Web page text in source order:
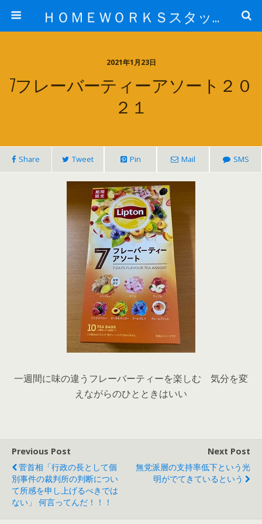
ＨＯＭＥＷＯＲＫＳスタッフ日記ブログ
2021年1月23日
7フレーバーティーアソート２０
２１
Share Tweet Pin Mail SMS
一週間に味の違うフレーバーティーを楽しむ 気分を変
えながらのひとときはいい
Previous Post
菅首相「行政の長として個
別事件の裁判所の判断につい
て所感を申し上げるべきでは
ない」 何言ってんだ！！！
Next Post
無党派層の支持率低下という光
明がでてきているという